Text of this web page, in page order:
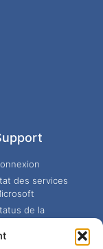
des services
de la